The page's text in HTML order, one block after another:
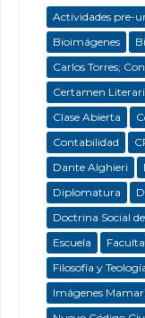
Actividades pre-
Bioimágenes
Carlos Torres;
Certamen
Clase Abierta
Contabilidad
Dante Alghieri
Diplomatura
Doctrina Social
Escuela
Filosofía y
Imágenes